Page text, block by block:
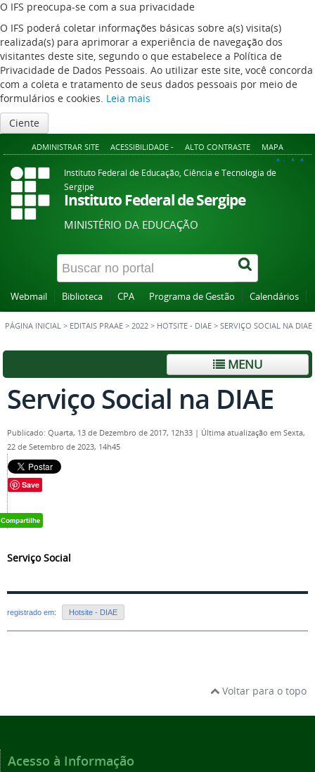
O IFS preocupa-se com a sua privacidade
O IFS poderá coletar informações básicas sobre a(s) visita(s)
realizada(s) para aprimorar a experiência de navegação dos
visitantes deste site, segundo o que estabelece a Política de
Privacidade de Dados Pessoais. Ao utilizar este site, você concorda
com a coleta e tratamento de seus dados pessoais por meio de
formulários e cookies. Leia mais
Ciente
ADMINISTRAR SITE ACESSIBILIDADE - ALTO CONTRASTE MAPA
A+ A A-
Instituto Federal de Educação, Ciência e Tecnologia de
Sergipe
Instituto Federal de Sergipe
MINISTÉRIO DA EDUCAÇÃO
Webmail Biblioteca CPA Programa de Gestão Calendários
PÁGINA INICIAL > EDITAIS PRAAE > 2022 > HOTSITE - DIAE > SERVIÇO SOCIAL NA DIAE
MENU
Serviço Social na DIAE
Publicado: Quarta, 13 de Dezembro de 2017, 12h33 | Última atualização em Sexta,
22 de Setembro de 2023, 14h45
Save
Serviço Social
registrado em: Hotsite - DIAE
Voltar para o topo
Acesso à Informação